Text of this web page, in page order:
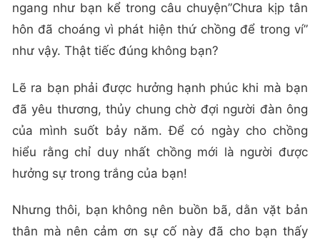
ngang như bạn kể trong câu chuyện”Chưa kịp tân
hôn đã choáng vì phát hiện thứ chồng để trong ví”
như vậy. Thật tiếc đúng không bạn?
Lẽ ra bạn phải được hưởng hạnh phúc khi mà bạn
đã yêu thương, thủy chung chờ đợi người đàn ông
của mình suốt bảy năm. Để có ngày cho chồng
hiểu rằng chỉ duy nhất chồng mới là người được
hưởng sự trong trắng của bạn!
Nhưng thôi, bạn không nên buồn bã, dằn vặt bản
thân mà nên cảm ơn sự cố này đã cho bạn thấy